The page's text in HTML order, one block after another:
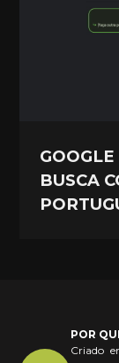
BUSCA
POR
Criado